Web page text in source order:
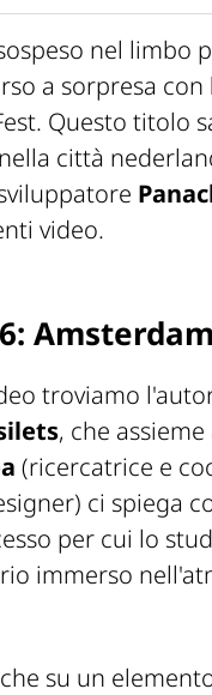
nel limbo
a sorpresa con
Questo titolo
città
video.
Amsterdam
troviamo
, che assieme
(ricercatrice e
ci spiega
per cui lo
immerso
su un